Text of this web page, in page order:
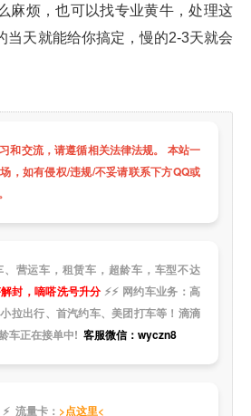
麻烦，也可以找专业黄牛，处理这
当天就能给你搞定，慢的2-3天就会
和交流，请遵循相关法律法规。 本站一
，如有侵权/违规/不妥请联系下方QQ或
营运车，租赁车，超龄车，车型不达
封，嘀嗒洗号升分 ⚡⚡ 网约车业务：高
拉出行、首汽约车、美团打车等！滴滴
车正在接单中! 客服微信：wyczn8
⚡ 流量卡： >点这里<